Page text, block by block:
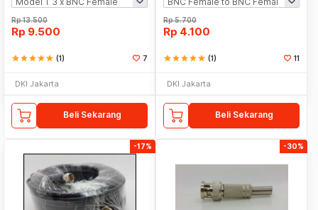
Rp13.500
Rp 9.500
starstarstarstarstar (1) 7
DKI Jakarta
Beli Sekarang
Rp5.700
Rp 4.100
starstarstarstarstar (1) 11
DKI Jakarta
Beli Sekarang
-17% -30%